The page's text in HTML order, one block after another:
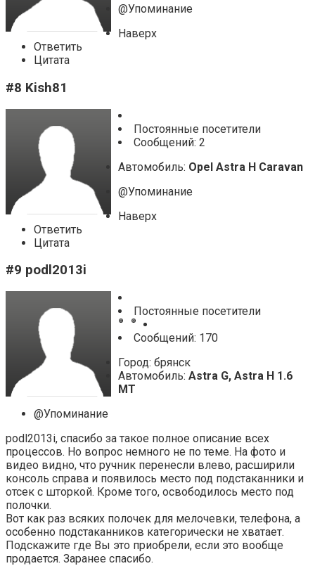
@Упоминание
Наверх
Ответить
Цитата
#8 Kish81
Постоянные посетители
Cообщений: 2
Автомобиль: Opel Astra H Caravan
@Упоминание
Наверх
Ответить
Цитата
#9 podl2013i
Постоянные посетители
Cообщений: 170
Город: брянск
Автомобиль: Astra G, Astra H 1.6
MT
@Упоминание
podl2013i, спасибо за такое полное описание всех
процессов. Но вопрос немного не по теме. На фото и
видео видно, что ручник перенесли влево, расширили
консоль справа и появилось место под подстаканники и
отсек с шторкой. Кроме того, освободилось место под
полочки.
Вот как раз всяких полочек для мелочевки, телефона, а
особенно подстаканников категорически не хватает.
Подскажите где Вы это приобрели, если это вообще
продается. Заранее спасибо.